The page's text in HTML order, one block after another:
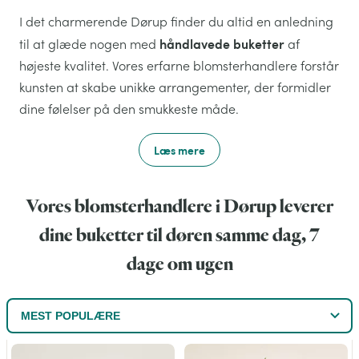
I det charmerende Dørup finder du altid en anledning
til at glæde nogen med håndlavede buketter af
højeste kvalitet. Vores erfarne blomsterhandlere forstår
kunsten at skabe unikke arrangementer, der formidler
dine følelser på den smukkeste måde.
Læs mere
Vores blomsterhandlere i Dørup leverer
dine buketter til døren samme dag, 7
dage om ugen